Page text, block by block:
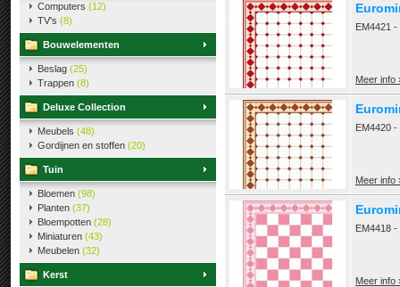
Computers (12)
TV's (8)
Bouwelementen
Beslag (25)
Trappen (8)
Deluxe Collection
Meubels (48)
Gordijnen en stoffen (20)
Tuin
Bloemen (98)
Planten (37)
Bloempotten (28)
Miniaturen (43)
Meubelen (32)
Kerst
EM4421
Meer info
EM4420
Meer info
EM4418 -
Meer info